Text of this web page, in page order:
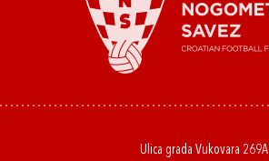
Ulica grada Vukovara 269A